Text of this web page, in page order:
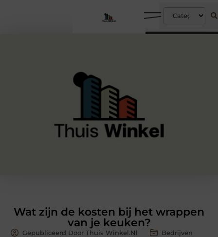
Wat zijn de kosten bij het wrappen
van je keuken?
Gepubliceerd Door Thuis Winkel.nl Bedrijven